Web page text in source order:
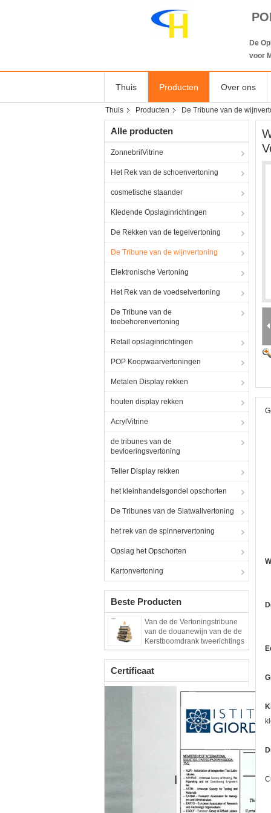
De
voor
Thuis Producten Over ons
Thuis Producten De Tribune van de
Alle producten
ZonnebrilVitrine
Het Rek van de schoenvertoning
cosmetische staander
Kledende Opslaginrichtingen
De Rekken van de tegelvertoning
De Tribune van de wijnvertoning
Elektronische Vertoning
Het Rek van de voedselvertoning
De Tribune van de
toebehorenvertoning
Retail opslaginrichtingen
POP Koopwaarvertoningen
Metalen Display rekken
houten display rekken
AcrylVitrine
de tribunes van de
bevloeringsvertoning
Teller Display rekken
het kleinhandelsgondel opschorten
De Tribunes van de Slatwallvertoning
het rek van de spinnervertoning
Opslag het Opschorten
Kartonvertoning
Beste Producten
Van de de Vertoningstribune
van de douanewijn van de de
Kerstboomdrank tweerichtings
de Vertoningstribune
Certificaat